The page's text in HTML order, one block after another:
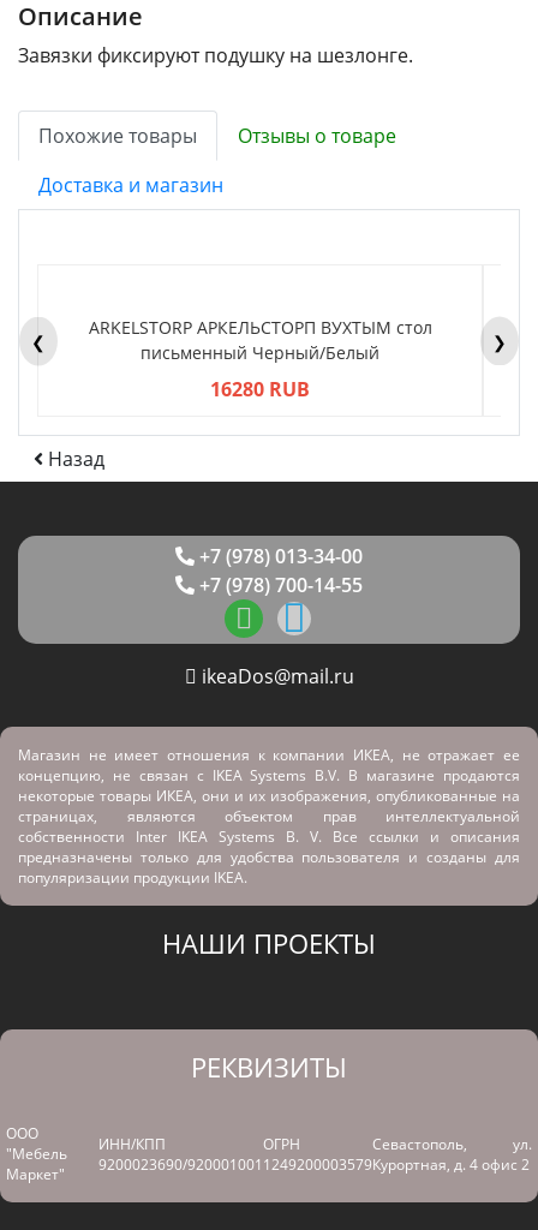
Описание
Завязки фиксируют подушку на шезлонге.
Похожие товары
Отзывы о товаре
Доставка и магазин
❮
ARKELSTORP АРКЕЛЬСТОРП ВУХТЫМ стол
письменный Черный/Белый
16280 RUB
❯
Назад
+7 (978) 013-34-00
+7 (978) 700-14-55
ikeaDos@mail.ru
Магазин не имеет отношения к компании ИКЕА, не отражает ее
концепцию, не связан с IKEA Systems B.V. В магазине продаются
некоторые товары ИКЕА, они и их изображения, опубликованные на
страницах, являются объектом прав интеллектуальной
собственности Inter IKEA Systems B. V. Все ссылки и описания
предназначены только для удобства пользователя и созданы для
популяризации продукции IKEA.
НАШИ ПРОЕКТЫ
РЕКВИЗИТЫ
ООО
"Мебель
Маркет"
ИНН/КПП
9200023690/920001001
ОГРН
1249200003579
Севастополь, ул.
Курортная, д. 4 офис 2